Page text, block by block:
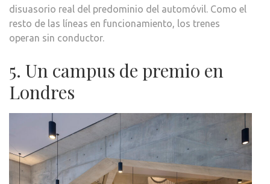
disuasorio real del predominio del automóvil. Como el
resto de las líneas en funcionamiento, los trenes
operan sin conductor.
5. Un campus de premio en
Londres